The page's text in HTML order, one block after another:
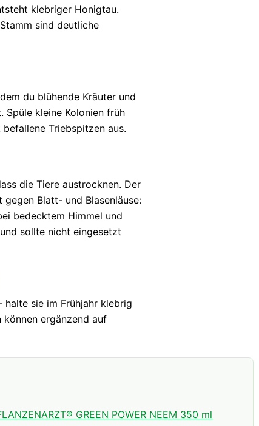
klebriger Honigtau.
sind deutliche
du blühende Kräuter und
Spüle kleine Kolonien früh
Triebspitzen aus.
die Tiere austrocknen. Der
Blatt- und Blasenläuse:
bedecktem Himmel und
sollte nicht eingesetzt
halte sie im Frühjahr klebrig
können ergänzend auf
GREEN POWER NEEM 350 ml